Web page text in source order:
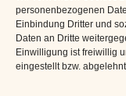
personenbezogenen
Einbindung Dritter und
Daten an Dritte
Einwilligung ist freiwillig
eingestellt bzw.